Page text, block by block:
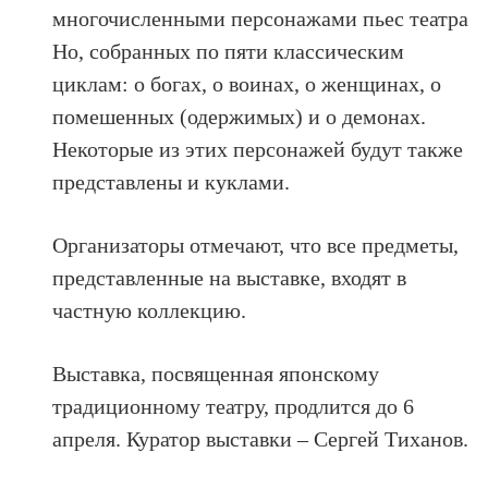
многочисленными персонажами пьес театра
Но, собранных по пяти классическим
циклам: о богах, о воинах, о женщинах, о
помешенных (одержимых) и о демонах.
Некоторые из этих персонажей будут также
представлены и куклами.
Организаторы отмечают, что все предметы,
представленные на выставке, входят в
частную коллекцию.
Выставка, посвященная японскому
традиционному театру, продлится до 6
апреля. Куратор выставки – Сергей Тиханов.